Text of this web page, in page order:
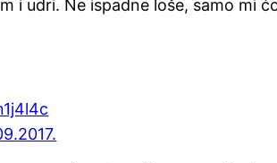
i udri. Ne ispadne loše, samo mi